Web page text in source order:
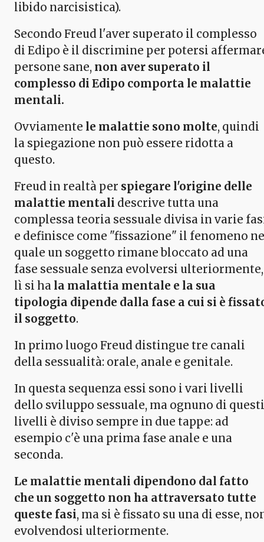
libido narcisistica).
Secondo Freud l'aver superato il complesso
di Edipo è il discrimine per potersi
persone sane, non aver superato il
complesso di Edipo comporta le malattie
mentali.
Ovviamente le malattie sono molte, quindi
la spiegazione non può essere ridotta a
questo.
Freud in realtà per spiegare l'origine delle
malattie mentali descrive tutta una
complessa teoria sessuale divisa in varie
e definisce come "fissazione" il fenomeno
quale un soggetto rimane bloccato ad una
fase sessuale senza evolversi ulteriormente,
lì si ha la malattia mentale e la sua
tipologia dipende dalla fase a cui si è
il soggetto.
In primo luogo Freud distingue tre canali
della sessualità: orale, anale e genitale.
In questa sequenza essi sono i vari livelli
dello sviluppo sessuale, ma ognuno di questi
livelli è diviso sempre in due tappe: ad
esempio c'è una prima fase anale e una
seconda.
Le malattie mentali dipendono dal fatto
che un soggetto non ha attraversato tutte
queste fasi, ma si è fissato su una di esse,
evolvendosi ulteriormente.